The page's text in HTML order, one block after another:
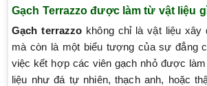
Gạch Terrazzo được làm từ vật liệu
Gạch terrazzo không chỉ là vật liệu xây
mà còn là một biểu tượng của sự đẳng
việc kết hợp các viên gạch nhỏ được
liệu như đá tự nhiên, thạch anh, hoặc